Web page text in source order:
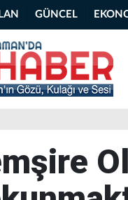
GÜNCEL